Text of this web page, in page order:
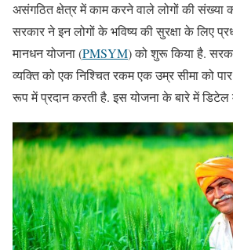
असंगठित क्षेत्र में काम करने वाले लोगों की संख्या
सरकार ने इन लोगों के भविष्य की सुरक्षा के लिए
मानधन योजना (PMSYM) को शुरू किया है.
व्यक्ति को एक निश्चित रकम एक उम्र सीमा को
रूप में प्रदान करती है. इस योजना के बारे में